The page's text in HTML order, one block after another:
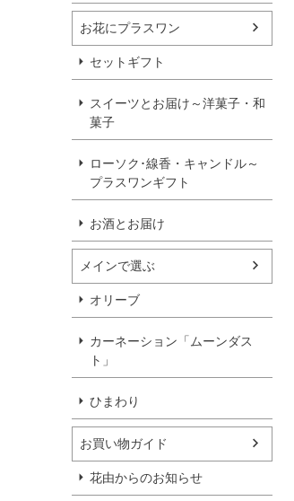
お花にプラスワン
セットギフト
スイーツとお届け～洋菓子・和
菓子
ローソク･線香・キャンドル～
プラスワンギフト
お酒とお届け
メインで選ぶ
オリーブ
カーネーション「ムーンダス
ト」
ひまわり
お買い物ガイド
花由からのお知らせ